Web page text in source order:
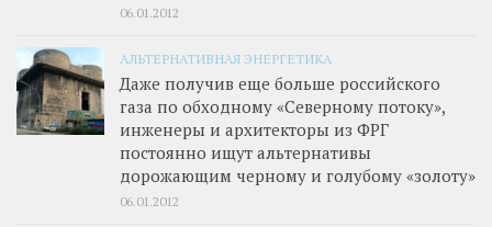
06.01.2012
АЛЬТЕРНАТИВНАЯ ЭНЕРГЕТИКА
Даже получив еще больше российского
газа по обходному «Северному потоку»,
инженеры и архитекторы из ФРГ
постоянно ищут альтернативы
дорожающим черному и голубому «золоту»
06.01.2012